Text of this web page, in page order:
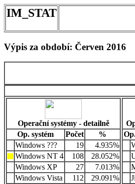
IM_STAT
Výpis za období: Červen 2016
Operační systémy - detailně
Op. systém
Počet
%
Windows ???
19
4.935%
Windows NT 4
108
28.052%
Windows XP
27
7.013%
Windows Vista
112
29.091%